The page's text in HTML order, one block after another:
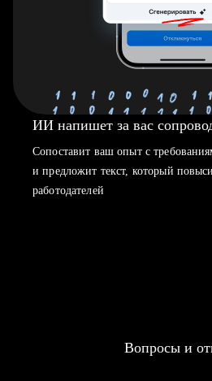
ИИ напишет за вас
Сопоставит ваш опыт с
и предложит текст, который
работодателей
Вопросы и